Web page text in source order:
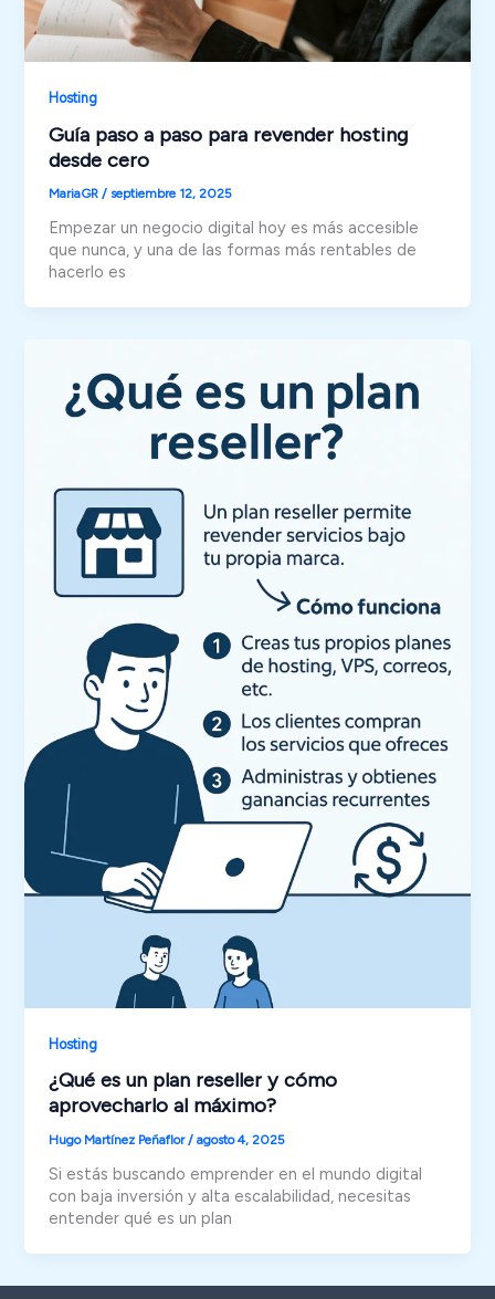
Hosting
Guía paso a paso para revender hosting
desde cero
MariaGR/septiembre 12, 2025
Empezar un negocio digital hoy es más accesible
que nunca, y una de las formas más rentables de
hacerlo es
Hosting
¿Qué es un plan reseller y cómo
aprovecharlo al máximo?
Hugo Martínez Peñaflor/agosto 4, 2025
Si estás buscando emprender en el mundo digital
con baja inversión y alta escalabilidad, necesitas
entender qué es un plan